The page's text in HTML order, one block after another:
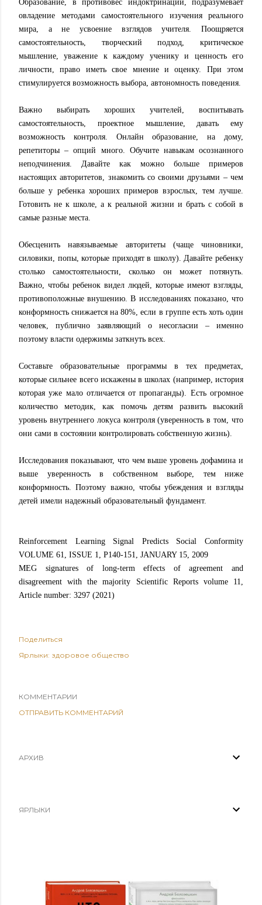
Образование, в противовес индоктринации, подразумевает
овладение методами самостоятельного изучения реального
мира, а не усвоение взглядов учителя. Поощряется
самостоятельность, творческий подход, критическое
мышление, уважение к каждому ученику и ценность его
личности, право иметь свое мнение и оценку. При этом
стимулируется возможность выбора, автономность поведения.
Важно выбирать хороших учителей, воспитывать
самостоятельность, проектное мышление, давать ему
возможность контроля. Онлайн образование, на дому,
репетиторы – опций много. Обучите навыкам осознанного
неподчинения. Давайте как можно больше примеров
настоящих авторитетов, знакомить со своими друзьями – чем
больше у ребенка хороших примеров взрослых, тем лучше.
Готовить не к школе, а к реальной жизни и брать с собой в
самые разные места.
Обесценить навязываемые авторитеты (чаще чиновники,
силовики, попы, которые приходят в школу). Давайте ребенку
столько самостоятельности, сколько он может потянуть.
Важно, чтобы ребенок видел людей, которые имеют взгляды,
противоположные внушению. В исследованиях показано, что
конформность снижается на 80%, если в группе есть хоть один
человек, публично заявляющий о несогласии – именно
поэтому власти одержимы заткнуть всех.
Составьте образовательные программы в тех предметах,
которые сильнее всего искажены в школах (например, история
которая уже мало отличается от пропаганды). Есть огромное
количество методик, как помочь детям развить высокий
уровень внутреннего локуса контроля (уверенность в том, что
они сами в состоянии контролировать собственную жизнь).
Исследования показывают, что чем выше уровень дофамина и
выше уверенность в собственном выборе, тем ниже
конформность. Поэтому важно, чтобы убеждения и взгляды
детей имели надежный образовательный фундамент.
Reinforcement Learning Signal Predicts Social Conformity
VOLUME 61, ISSUE 1, P140-151, JANUARY 15, 2009
MEG signatures of long-term effects of agreement and
disagreement with the majority Scientific Reports volume 11,
Article number: 3297 (2021)
Поделиться
Ярлыки: здоровое общество
КОММЕНТАРИИ
ОТПРАВИТЬ КОММЕНТАРИЙ
АРХИВ
ЯРЛЫКИ